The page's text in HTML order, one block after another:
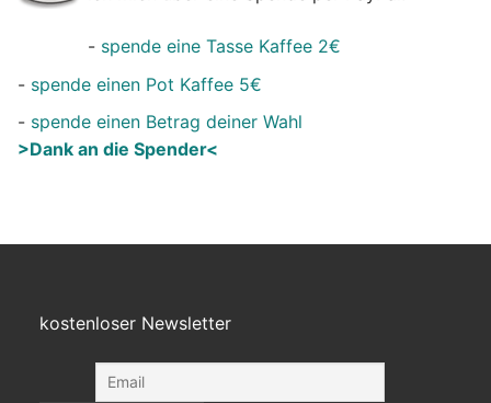
- spende eine Tasse Kaffee 2€
- spende einen Pot Kaffee 5€
- spende einen Betrag deiner Wahl
>Dank an die Spender<
kostenloser Newsletter